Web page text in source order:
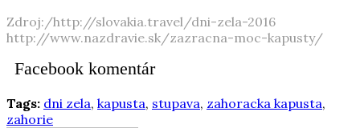
Zdroj:/http://slovakia.travel/dni-zela-2016
http://www.nazdravie.sk/zazracna-moc-kapusty/
Facebook komentár
Tags: dni zela, kapusta, stupava, zahoracka kapusta,
zahorie